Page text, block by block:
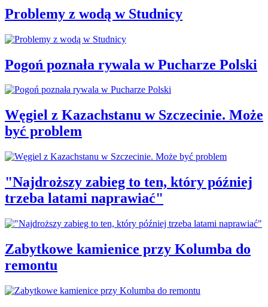
Problemy z wodą w Studnicy
Pogoń poznała rywala w Pucharze Polski
Węgiel z Kazachstanu w Szczecinie. Może
być problem
"Najdroższy zabieg to ten, który później
trzeba latami naprawiać"
Zabytkowe kamienice przy Kolumba do
remontu